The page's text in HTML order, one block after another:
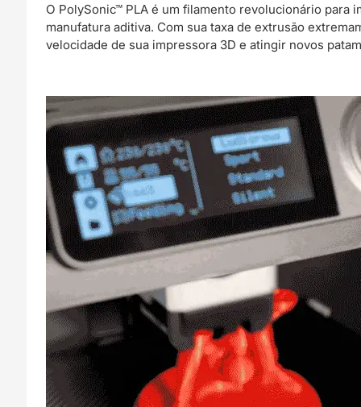
O PolySonic™ PLA é um filamento revolucionário para
manufatura aditiva. Com sua taxa de extrusão
velocidade de sua impressora 3D e atingir novos